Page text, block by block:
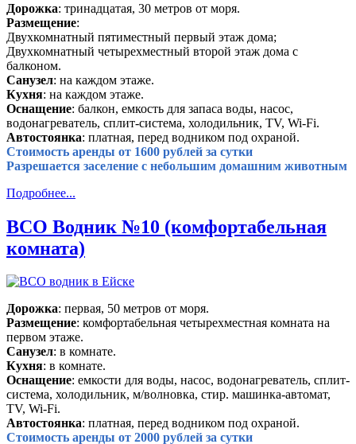
Дорожка: тринадцатая, 30 метров от моря.
Размещение:
Двухкомнатный пятиместный первый этаж дома;
Двухкомнатный четырехместный второй этаж дома с
балконом.
Санузел: на каждом этаже.
Кухня: на каждом этаже.
Оснащение: балкон, емкость для запаса воды, насос,
водонагреватель, сплит-система, холодильник, TV, Wi-Fi.
Автостоянка: платная, перед водником под охраной.
Стоимость аренды от 1600 рублей за сутки
Разрешается заселение с небольшим домашним животным
Подробнее...
ВСО Водник №10 (комфортабельная
комната)
Дорожка: первая, 50 метров от моря.
Размещение: комфортабельная четырехместная комната на
первом этаже.
Санузел: в комнате.
Кухня: в комнате.
Оснащение: емкости для воды, насос, водонагреватель, сплит-
система, холодильник, м/волновка, стир. машинка-автомат,
TV, Wi-Fi.
Автостоянка: платная, перед водником под охраной.
Стоимость аренды от 2000 рублей за сутки